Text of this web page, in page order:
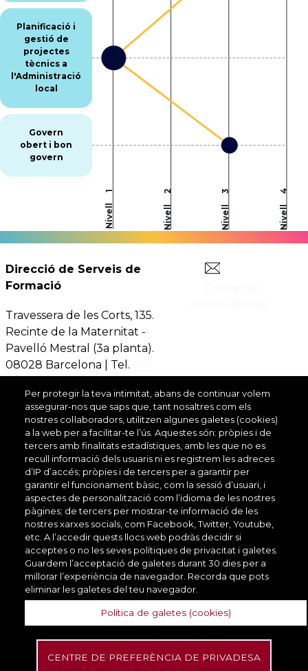
Planificació i
gestió de
projectes
tècnics a
l'Administració
local
Govern
obert i bon
govern
Nivell
1
Nivell
2
Nivell
3
Nivell
4
Direcció de Serveis de
Formació
Travessera de les Corts, 135.
Recinte de la Maternitat -
Pavelló Mestral (3a planta).
08028 Barcelona | Tel.
Per protegir la teva intimitat, abans de continuar volem
assegurar-nos que saps que, tant nosaltres com els
nostres col·laboradors, utilitzen algunes galetes (cookies)
a la web per a facilitar-te l’ús. Aquestes són: pròpies i de
tercers amb finalitats estadístiques, amb les que no es
recull informació dels usuaris ni es registrem les adreces
d’IP d’accés; pròpies i de tercers per a garantir per
garantir el funcionament bàsic, com la sessió d’usuari, i
aspectes de personalització com l’idioma de les nostres
pàgines; de tercers per mostrar-te informació de les
nostres xarxes socials, com Facebook, Twitter, Youtube,
etc. A l’accedir quests llocs web podràs decidir si
acceptes o no les seves polítiques de privacitat i galetes.
Guardem l’acceptació de galetes durant 30 dies per a
millorar l’experiència de navegador. Recorda que pots
eliminar les galetes del teu navegador.
Política de galetes (cookies)
CENTRE DE PREFERÈNCIA DE PRIVADESA